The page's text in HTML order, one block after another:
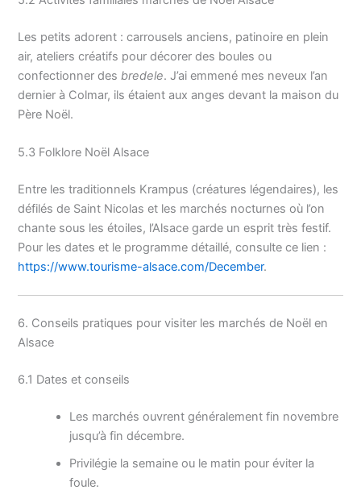
Les petits adorent : carrousels anciens, patinoire en plein
air, ateliers créatifs pour décorer des boules ou
confectionner desbredele. J’ai emmené mes neveux l’an
dernier à Colmar, ils étaient aux anges devant la maison du
Père Noël.
5.3 Folklore Noël Alsace
Entre les traditionnels Krampus (créatures légendaires), les
défilés de Saint Nicolas et les marchés nocturnes où l’on
chante sous les étoiles, l’Alsace garde un esprit très festif.
Pour les dates et le programme détaillé, consulte ce lien :
https://www.tourisme-alsace.com/December.
6. Conseils pratiques pour visiter les marchés de Noël en
Alsace
6.1 Dates et conseils
Les marchés ouvrent généralement fin novembre
jusqu’à fin décembre.
Privilégie la semaine ou le matin pour éviter la
foule.